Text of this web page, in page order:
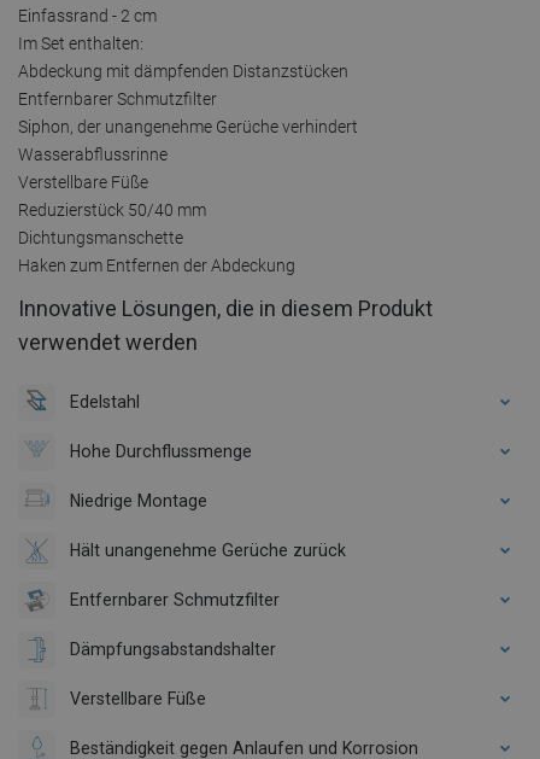
Einfassrand - 2 cm
Im Set enthalten:
Abdeckung mit dämpfenden Distanzstücken
Entfernbarer Schmutzfilter
Siphon, der unangenehme Gerüche verhindert
Wasserabflussrinne
Verstellbare Füße
Reduzierstück 50/40 mm
Dichtungsmanschette
Haken zum Entfernen der Abdeckung
Innovative Lösungen, die in diesem Produkt
verwendet werden
Edelstahl
Hohe Durchflussmenge
Niedrige Montage
Hält unangenehme Gerüche zurück
Entfernbarer Schmutzfilter
Dämpfungsabstandshalter
Verstellbare Füße
Beständigkeit gegen Anlaufen und Korrosion